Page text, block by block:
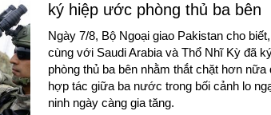
ký hiệp ước phòng thủ ba bên
Ngày 7/8, Bộ Ngoại giao Pakistan cho
cùng với Saudi Arabia và Thổ Nhĩ Kỳ đã
phòng thủ ba bên nhằm thắt chặt hơn nữa
hợp tác giữa ba nước trong bối cảnh lo
ninh ngày càng gia tăng.